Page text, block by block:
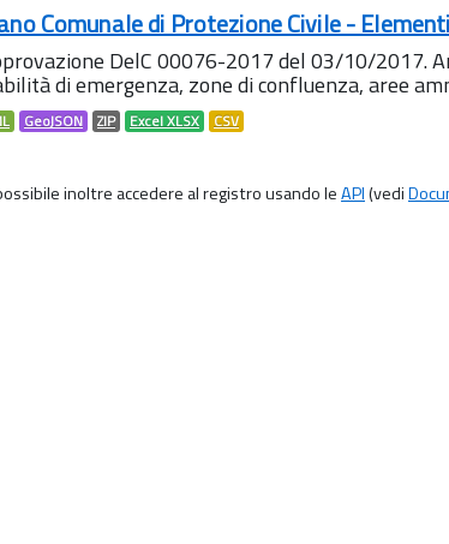
Comunale di Protezione Civile -
DelC 00076-2017 del 03/10/2017.
di emergenza, zone di confluenza, aree
GeoJSON ZIP Excel XLSX CSV
inoltre accedere al registro usando leAPI(vedi